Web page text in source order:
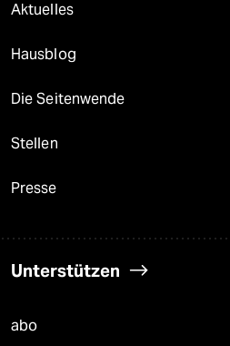
Aktuelles
Hausblog
Die Seitenwende
Stellen
Presse
Unterstützen
abo